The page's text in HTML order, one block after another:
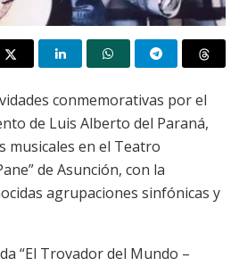
conmemorativas por el
de Luis Alberto del Paraná,
musicales en el Teatro
de Asunción, con la
agrupaciones sinfónicas y
“El Trovador del Mundo –